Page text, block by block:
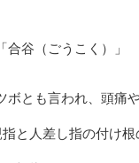
合谷（ごうこく）」
ボとも言われ、頭痛
と人差し指の付け